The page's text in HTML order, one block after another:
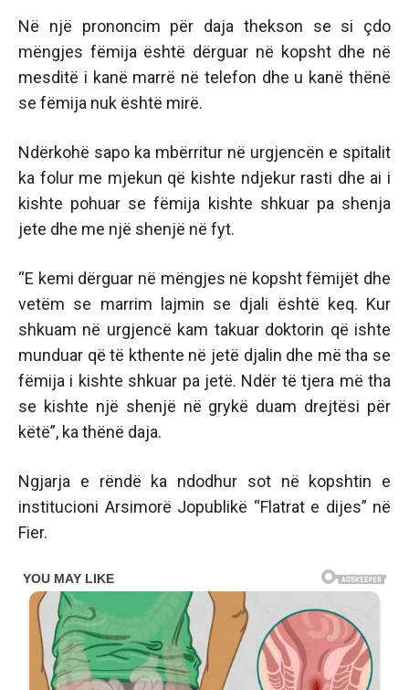
Në një prononcim për daja thekson se si çdo
mëngjes fëmija është dërguar në kopsht dhe në
mesditë i kanë marrë në telefon dhe u kanë thënë
se fëmija nuk është mirë.
Ndërkohë sapo ka mbërritur në urgjencën e spitalit
ka folur me mjekun që kishte ndjekur rasti dhe ai i
kishte pohuar se fëmija kishte shkuar pa shenja
jete dhe me një shenjë në fyt.
“E kemi dërguar në mëngjes në kopsht fëmijët dhe
vetëm se marrim lajmin se djali është keq. Kur
shkuam në urgjencë kam takuar doktorin që ishte
munduar që të kthente në jetë djalin dhe më tha se
fëmija i kishte shkuar pa jetë. Ndër të tjera më tha
se kishte një shenjë në grykë duam drejtësi për
këtë”, ka thënë daja.
Ngjarja e rëndë ka ndodhur sot në kopshtin e
institucioni Arsimorë Jopublikë “Flatrat e dijes” në
Fier.